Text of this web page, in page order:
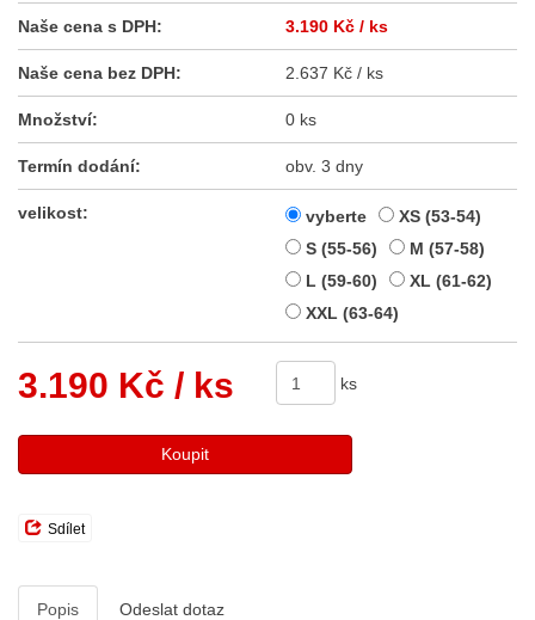
Naše cena s DPH: 3.190 Kč / ks
Naše cena bez DPH: 2.637 Kč / ks
Množství: 0 ks
Termín dodání: obv. 3 dny
velikost: vyberte
XS (53-54)
S (55-56)
M (57-58)
L (59-60)
XL (61-62)
XXL (63-64)
3.190 Kč / ks ks
Koupit
Sdílet
Popis Odeslat dotaz